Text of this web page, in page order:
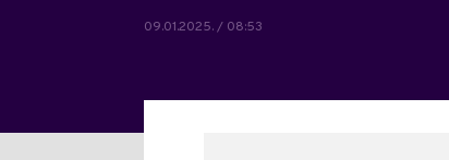
09.01.2025. / 08:53